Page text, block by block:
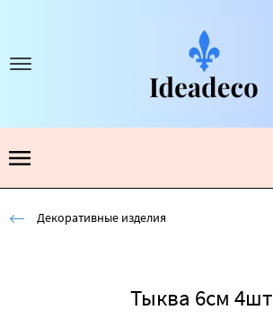
Декоративные изделия
Тыква 6см 4шт